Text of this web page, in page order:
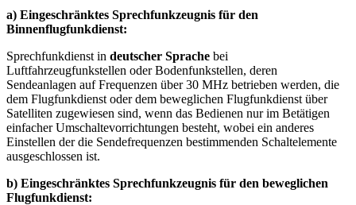
a) Eingeschränktes Sprechfunkzeugnis für den
Binnenflugfunkdienst:
Sprechfunkdienst in deutscher Sprache bei
Luftfahrzeugfunkstellen oder Bodenfunkstellen, deren
Sendeanlagen auf Frequenzen über 30 MHz betrieben werden, die
dem Flugfunkdienst oder dem beweglichen Flugfunkdienst über
Satelliten zugewiesen sind, wenn das Bedienen nur im Betätigen
einfacher Umschaltevorrichtungen besteht, wobei ein anderes
Einstellen der die Sendefrequenzen bestimmenden Schaltelemente
ausgeschlossen ist.
b) Eingeschränktes Sprechfunkzeugnis für den beweglichen
Flugfunkdienst: